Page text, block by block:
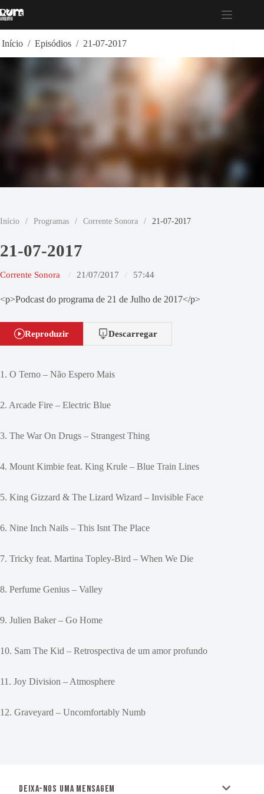
para
Início / Episódios / 21-07-2017
Início / Programas / Corrente Sonora / 21-07-2017
21-07-2017
Corrente Sonora 21/07/2017 57:44
<p>Podcast do programa de 21 de Julho de 2017</p>
Reproduzir Descarregar
1. O Terno – Não Espero Mais
2. Arcade Fire – Electric Blue
3. The War On Drugs – Strangest Thing
4. Mount Kimbie feat. King Krule – Blue Train Lines
5. King Gizzard & The Lizard Wizard – Invisible Face
6. Nine Inch Nails – This Isnt The Place
7. Tricky feat. Martina Topley-Bird – When We Die
8. Perfume Genius – Valley
9. Julien Baker – Go Home
10. Sam The Kid – Retrospectiva de um amor profundo
11. Joy Division – Atmosphere
12. Graveyard – Uncomfortably Numb
Deixa-nos uma mensagem